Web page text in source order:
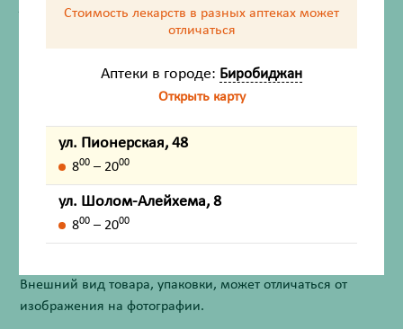
Жизненно важный
Нет
Инструкция по применению
Описание
Показания
Способ применения
Внешний вид товара, упаковки, может отличаться от
изображения на фотографии.
Стоимость лекарств в разных аптеках может
отличаться
Аптеки в городе: Биробиджан
Открыть карту
ул. Пионерская, 48
800 – 2000
ул. Шолом-Алейхема, 8
800 – 2000